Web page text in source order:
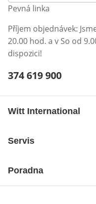
Pevná linka
Příjem objednávek:
20.00 hod. a v So od
dispozici!
Telefonní číslo:
374 619 900
Witt International
Servis
Poradna